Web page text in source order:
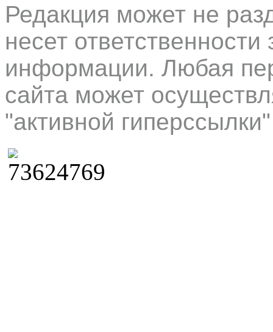
Редакция может не
несет
информации. Любая
сайта может
"активной